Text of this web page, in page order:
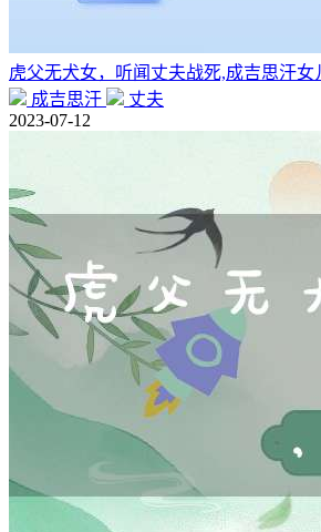
虎父无犬女，听闻丈夫战死,成吉思汗女
成吉思汗
丈夫
2023-07-12